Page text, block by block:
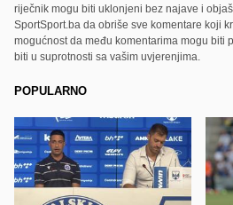
riječnik mogu biti uklonjeni bez najave i
SportSport.ba da obriše sve komentare koji
mogućnost da među komentarima mogu biti
biti u suprotnosti sa vašim uvjerenjima.
POPULARNO